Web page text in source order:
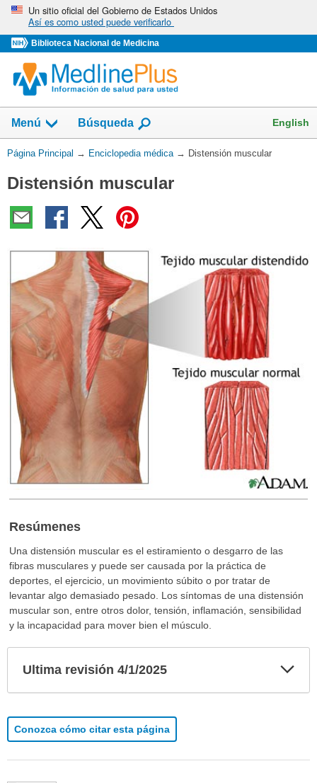
Omita
vaya
al
Contenido
Un sitio oficial del Gobierno de Estados Unidos
Así es como usted puede verificarlo
Biblioteca Nacional de Medicina
Menú Búsqueda English
Usted
aquí:
Página Principal → Enciclopedia médica → Distensión muscular
Distensión muscular
Resúmenes
Una distensión muscular es el estiramiento o desgarro de las
fibras musculares y puede ser causada por la práctica de
deportes, el ejercicio, un movimiento súbito o por tratar de
levantar algo demasiado pesado. Los síntomas de una distensión
muscular son, entre otros dolor, tensión, inflamación, sensibilidad
y la incapacidad para mover bien el músculo.
Ultima revisión 4/1/2025
Conozca cómo citar esta página